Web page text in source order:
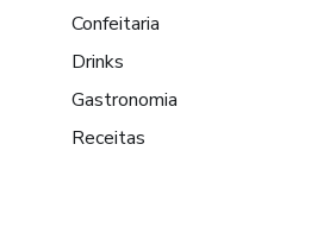
Confeitaria
Drinks
Gastronomia
Receitas